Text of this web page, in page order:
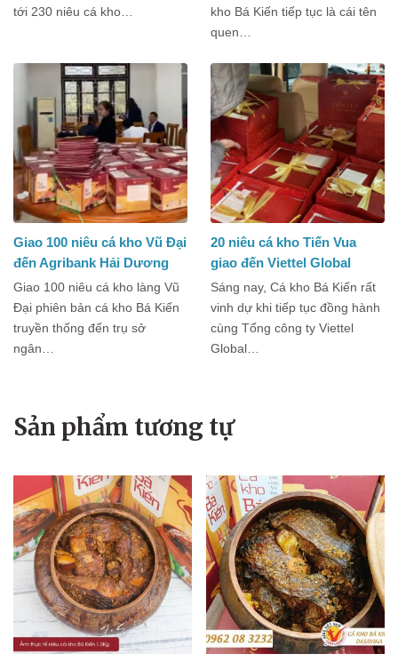
tới 230 niêu cá kho…
kho Bá Kiến tiếp tục là cái tên
quen…
Giao 100 niêu cá kho Vũ Đại
đến Agribank Hải Dương
Giao 100 niêu cá kho làng Vũ
Đại phiên bản cá kho Bá Kiến
truyền thống đến trụ sở
ngân…
20 niêu cá kho Tiến Vua
giao đến Viettel Global
Sáng nay, Cá kho Bá Kiến rất
vinh dự khi tiếp tục đồng hành
cùng Tổng công ty Viettel
Global…
Sản phẩm tương tự